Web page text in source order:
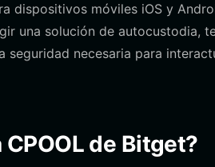
dispositivos móviles iOS y
una solución de autocustodia,
seguridad necesaria para
de Bitget?